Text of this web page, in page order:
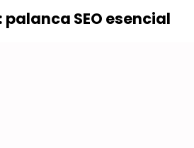
palanca SEO esencial